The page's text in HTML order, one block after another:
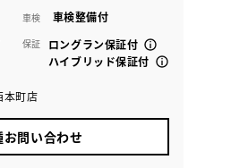
車検 車検整備付
保証
ロングラン保証付
ハイブリッド保証付
町店
お問い合わせ